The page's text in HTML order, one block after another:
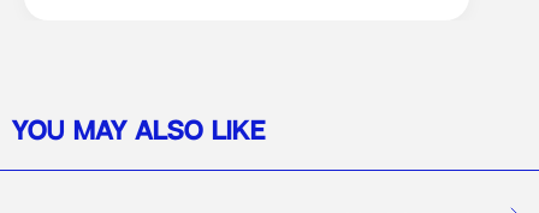
YOU MAY ALSO LIKE